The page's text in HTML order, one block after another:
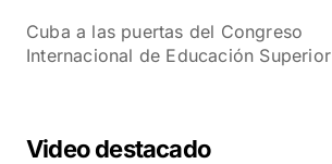
Cuba a las puertas del Congreso
Internacional de Educación Superior
Video destacado